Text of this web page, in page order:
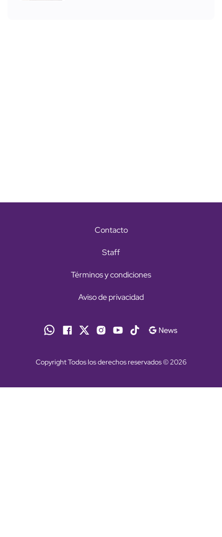
Contacto
Staff
Términos y condiciones
Aviso de privacidad
Copyright Todos los derechos reservados © 2026